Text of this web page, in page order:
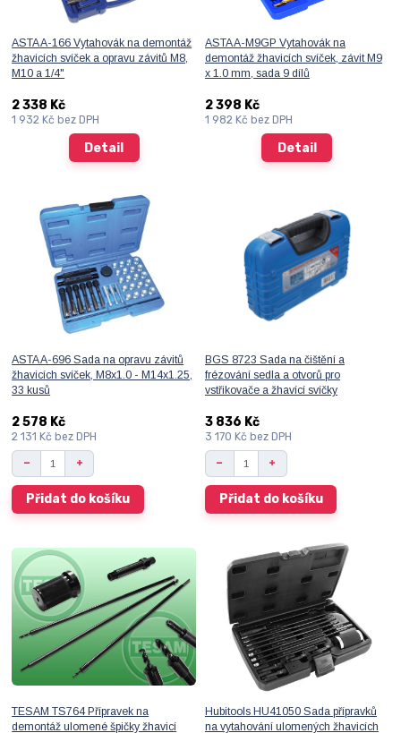
ASTA A-166 Vytahovák na demontáž
žhavicích svíček a opravu závitů M8,
M10 a 1/4"
2 338 Kč
1 932 Kčbez DPH
Detail
ASTA A-M9GP Vytahovák na
demontáž žhavicích svíček, závit M9
x 1.0 mm, sada 9 dílů
2 398 Kč
1 982 Kč bez DPH
Detail
ASTA A-696 Sada na opravu závitů
žhavicích svíček, M8x1.0 - M14x1.25,
33 kusů
2 578 Kč
2 131 Kčbez DPH
Přidat do košíku
BGS 8723 Sada na čištění a
frézování sedla a otvorů pro
vstřikovače a žhavící svíčky
3 836 Kč
3 170 Kč bez DPH
Přidat do košíku
TESAM TS764 Přípravek na
demontáž ulomené špičky žhavicí
Hubitools HU41050 Sada přípravků
na vytahování ulomených žhavicích